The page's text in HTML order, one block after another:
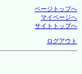
ページトップへ
マイページへ
サイトトップへ
ログアウト